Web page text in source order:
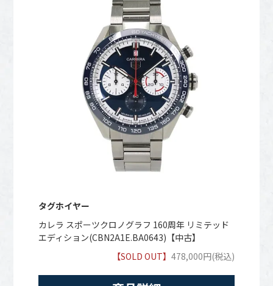
タグホイヤー
カレラ スポーツクロノグラフ 160周年 リミテッド
エディション(CBN2A1E.BA0643)【中古】
【SOLD OUT】478,000円(税込)